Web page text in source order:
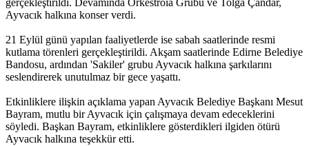
gerçekleştirildi. Devamında Orkestroia Grubu ve Tolga Çandar,
Ayvacık halkına konser verdi.
21 Eylül günü yapılan faaliyetlerde ise sabah saatlerinde resmi
kutlama törenleri gerçekleştirildi. Akşam saatlerinde Edirne Belediye
Bandosu, ardından 'Sakiler' grubu Ayvacık halkına şarkılarını
seslendirerek unutulmaz bir gece yaşattı.
Etkinliklere ilişkin açıklama yapan Ayvacık Belediye Başkanı Mesut
Bayram, mutlu bir Ayvacık için çalışmaya devam edeceklerini
söyledi. Başkan Bayram, etkinliklere gösterdikleri ilgiden ötürü
Ayvacık halkına teşekkür etti.